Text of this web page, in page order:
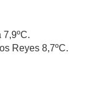
Reyes 8,7ºC.